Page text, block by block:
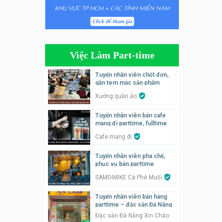
Tuyển nhân viên tiếp thực,
phục vụ bàn
– hỗ trợ ăn ở
Quán bánh đa cua
parttime
Tuyển nhân viên bán hàng
parttime
Húp Tea
Tuyển nhân viên pha chế
tiệm trà sữa
TRÀ SỮA THÁI LAN
Việc Làm Part-time
Tuyển nhân viên chốt đơn,
gắn tem mác sản phẩm
Xưởng quần áo
Tuyển nhân viên bán cafe
mang đi parttime, fulltime
Cafe mang đi
Tuyển nhân viên pha chế,
phục vụ bàn parttime
SAMDIMIKE Cà Phê Muối
Tuyển nhân viên bán hàng
parttime – đặc sản Đà Nẵng
Đặc sản Đà Nẵng Xin Chào